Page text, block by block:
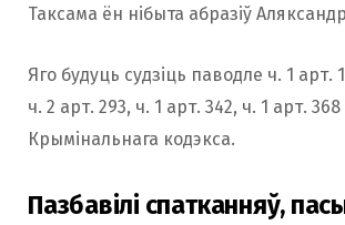
Таксама ён нібыта абразіў
Яго будуць судзіць паводле ч. 1 арт.
ч. 2 арт. 293, ч. 1 арт. 342, ч. 1 арт. 368
Крымінальнага кодэкса.
Пазбавілі спатканняў,